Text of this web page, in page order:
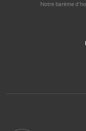
Notre barème